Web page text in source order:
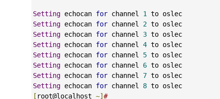
Setting echocan for channel 1
to oslec
Setting echocan for channel 2 to oslec
Setting echocan for channel 3 to oslec
Setting echocan for channel 4 to oslec
Setting echocan for channel 5 to oslec
Setting echocan for channel 6 to oslec
Setting echocan for channel 7 to oslec
Setting echocan for channel 8 to oslec
[ root@localhost ~]#